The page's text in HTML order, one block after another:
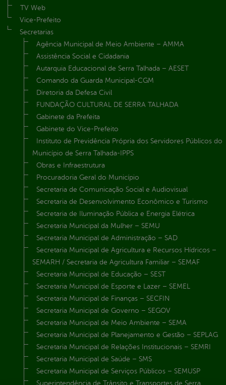
TV Web
Vice-Prefeito
Secretarias
Agência Municipal de Meio Ambiente – AMMA
Assistência Social e Cidadania
Autarquia Educacional de Serra Talhada – AESET
Comando da Guarda Municipal-CGM
Diretoria da Defesa Civil
FUNDAÇÃO CULTURAL DE SERRA TALHADA
Gabinete da Prefeita
Gabinete do Vice-Prefeito
Instituto de Previdência Própria dos Servidores Públicos do
Município de Serra Talhada-IPPS
Obras e Infraestrutura
Procuradoria Geral do Município
Secretaria de Comunicação Social e Audiovisual
Secretaria de Desenvolvimento Econômico e Turismo
Secretaria de Iluminação Pública e Energia Elétrica
Secretaria Municipal da Mulher – SEMU
Secretaria Municipal de Administração – SAD
Secretaria Municipal de Agricultura e Recursos Hídricos –
SEMARH / Secretaria de Agricultura Familiar – SEMAF
Secretaria Municipal de Educação – SEST
Secretaria Municipal de Esporte e Lazer – SEMEL
Secretaria Municipal de Finanças – SECFIN
Secretaria Municipal de Governo – SEGOV
Secretaria Municipal de Meio Ambiente – SEMA
Secretaria Municipal de Planejamento e Gestão – SEPLAG
Secretaria Municipal de Relações Institucionais – SEMRI
Secretaria Municipal de Saúde – SMS
Secretaria Municipal de Serviços Públicos – SEMUSP
Superintendência de Trânsito e Transportes de Serra